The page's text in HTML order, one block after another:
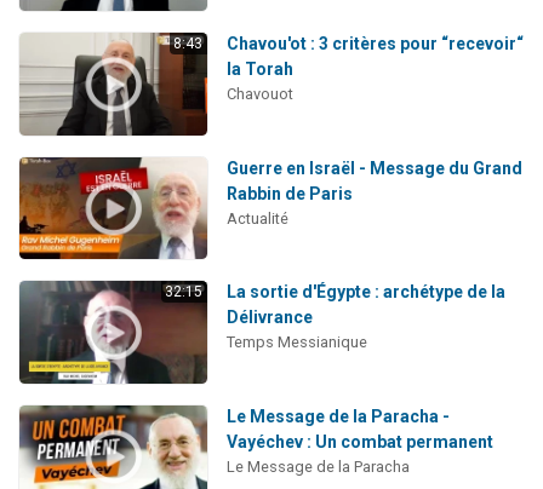
8:43
Chavou'ot : 3 critères pour “recevoir“
la Torah
Chavouot
Guerre en Israël - Message du Grand
Rabbin de Paris
Actualité
32:15
La sortie d'Égypte : archétype de la
Délivrance
Temps Messianique
Le Message de la Paracha -
Vayéchev : Un combat permanent
Le Message de la Paracha